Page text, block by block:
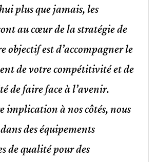
plus que jamais, les
au cœur de la stratégie de
objectif est d’accompagner le
de votre compétitivité et de
de faire face à l’avenir.
implication à nos côtés, nous
des équipements
de qualité pour des